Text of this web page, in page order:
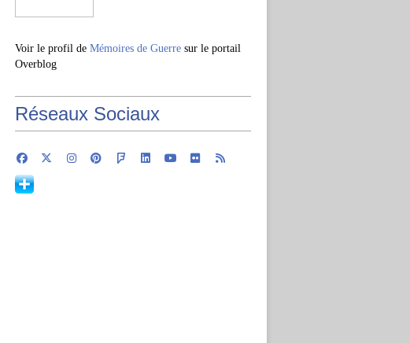
Voir le profil de Mémoires de Guerre sur le portail
Overblog
Réseaux Sociaux